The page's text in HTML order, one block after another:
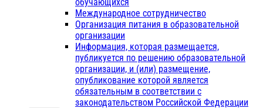
обучающихся
Международное сотрудничество
Организация питания в образовательной
организации
Информация, которая размещается,
публикуется по решению образовательной
организации, и (или) размещение,
опубликование которой является
обязательным в соответствии с
законодательством Российской Федерации